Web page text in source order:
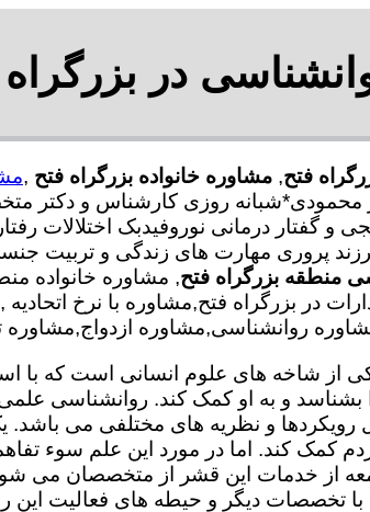
در
فتح, مشاوره خانواده بزرگراه فتح ,
دکتر محمودی*شبانه روزی کارشناس
و گفتار درمانی نوروفیدبک اختلالات
پروری مهارت های زندگی و تربیت
منطقه بزرگراه فتح, مشاوره خانواده
در بزرگراه فتح,مشاوره با نرخ
روانشناسی,مشاوره ازدواج,مشاوره
از شاخه های علوم انسانی است که با
و به او کمک کند. روانشناسی
و نظریه های مختلفی می باشد.
کمک کند. اما در مورد این علم سوء
از خدمات این قشر از متخصصان می
با تخصصات دیگر و حیطه های فعالیت